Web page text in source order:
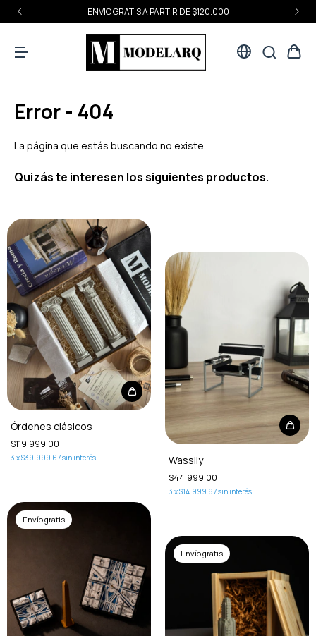
ENVIO GRATIS A PARTIR DE $120.000
Error - 404
La página que estás buscando no existe.
Quizás te interesen los siguientes productos.
Órdenes clásicos
$119.999,00
3 x$39.999,67sin interés Wassily
$44.999,00
3 x$14.999,67sin interés
Envío gratis
Envío gratis